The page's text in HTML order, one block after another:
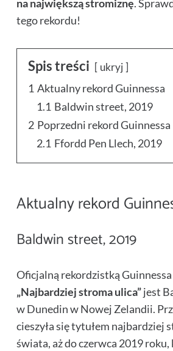
na największą stromiznę.
tego rekordu!
Spis treści ukryj
1 Aktualny rekord Guinnessa
1.1 Baldwin street, 2019
2 Poprzedni rekord Guinnessa
2.1 Ffordd Pen Llech, 2019
Aktualny rekord
Baldwin street, 2019
Oficjalną rekordzistką
„Najbardziej stroma ulica”jest
wDunedin w Nowej Zelandii.
cieszyła się tytułem najbardziej
świata, aż do czerwca 2019